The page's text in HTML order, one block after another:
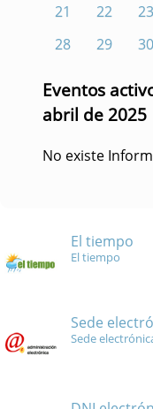
21
22 23
28
29 30
Eventos
abril de 2025
No existe
El tiempo
El tiempo
Sede
Sede